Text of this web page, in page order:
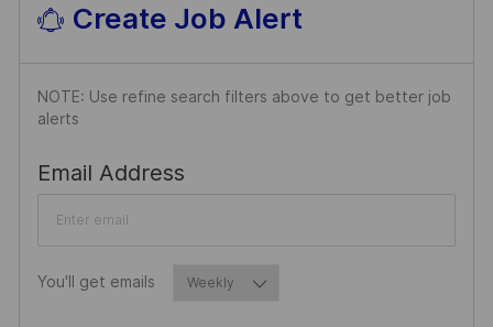
Create Job Alert
NOTE: Use refine search filters above to get better job
alerts
Email AddressRequired
You'll get emailsRequired